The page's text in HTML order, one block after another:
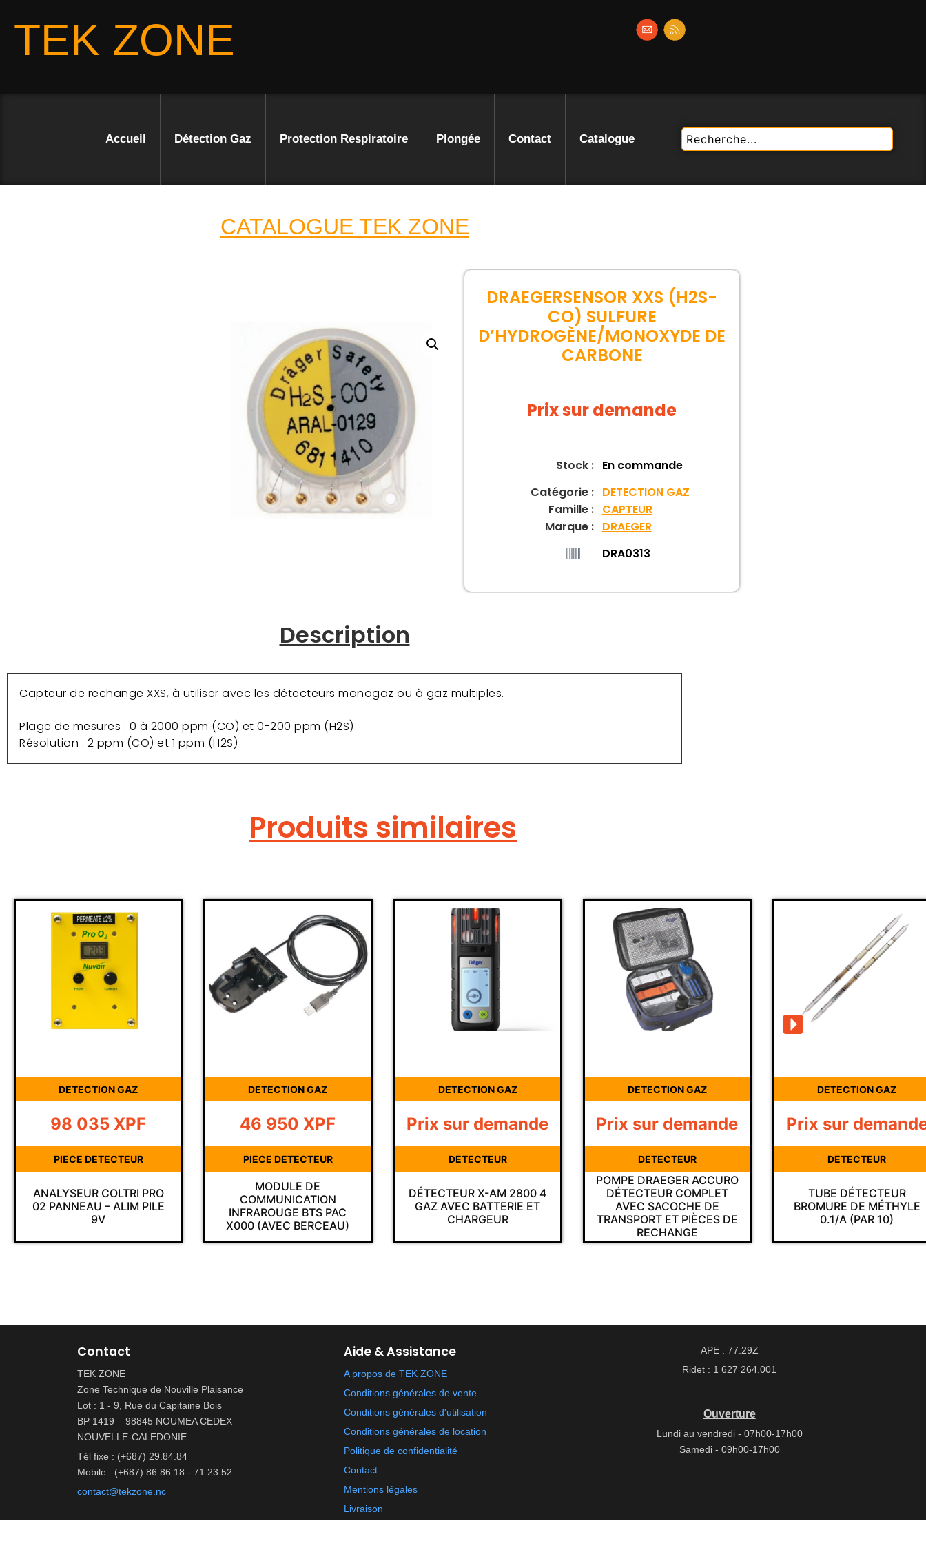
TEK ZONE
Accueil Détection Gaz Protection Respiratoire Plongée Contact Catalogue
CATALOGUE TEK ZONE
DRAEGERSENSOR XXS (H2S-
CO) SULFURE
D’HYDROGÈNE/MONOXYDE DE
CARBONE
Prix sur demande
Stock : En commande
Catégorie : DETECTION GAZ
Famille : CAPTEUR
Marque : DRAEGER
DRA0313
Description
Capteur de rechange XXS, à utiliser avec les détecteurs monogaz ou à gaz multiples.
Plage de mesures : 0 à 2000 ppm (CO) et 0-200 ppm (H2S)
Résolution : 2 ppm (CO) et 1 ppm (H2S)
Produits similaires
DETECTION GAZ
ANALYSEUR COLTRI PRO
02 PANNEAU – ALIM PILE
9V
98 035 XPF
PIECE DETECTEUR
DETECTION GAZ
MODULE DE
COMMUNICATION
INFRAROUGE BTS PAC
X000 (AVEC BERCEAU)
46 950 XPF
PIECE DETECTEUR
DETECTION GAZ
DÉTECTEUR X-AM 2800 4
GAZ AVEC BATTERIE ET
CHARGEUR
Prix sur demande
DETECTEUR
DETECTION GAZ
POMPE DRAEGER ACCURO
DÉTECTEUR COMPLET
AVEC SACOCHE DE
TRANSPORT ET PIÈCES DE
RECHANGE
Prix sur demande
DETECTEUR
DETECTION GAZ
TUBE DÉTECTEUR
BROMURE DE MÉTHYLE
0.1/A (PAR 10)
Prix sur
DETECTEUR
Contact
TEK ZONE
Zone Technique de Nouville Plaisance
Lot : 1 - 9, Rue du Capitaine Bois
BP 1419 – 98845 NOUMEA CEDEX
NOUVELLE-CALEDONIE
Tél fixe : (+687) 29.84.84
Mobile : (+687) 86.86.18 - 71.23.52
contact@tekzone.nc
Aide & Assistance
A propos de TEK ZONE
Conditions générales de vente
Conditions générales d'utilisation
Conditions générales de location
Politique de confidentialité
Contact
Mentions légales
Livraison
APE : 77.29Z
Ridet : 1 627 264.001
Ouverture
Lundi au vendredi - 07h00-17h00
Samedi - 09h00-17h00